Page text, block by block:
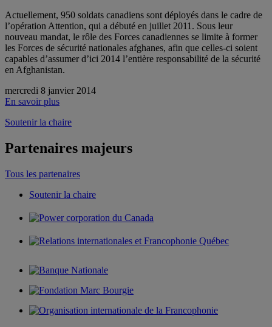
Actuellement, 950 soldats canadiens sont déployés dans le cadre de
l’opération Attention, qui a débuté en juillet 2011. Sous leur
nouveau mandat, le rôle des Forces canadiennes se limite à former
les Forces de sécurité nationales afghanes, afin que celles-ci soient
capables d’assumer d’ici 2014 l’entière responsabilité de la sécurité
en Afghanistan.
mercredi 8 janvier 2014
En savoir plus
Soutenir la chaire
Partenaires majeurs
Tous les partenaires
Soutenir la chaire